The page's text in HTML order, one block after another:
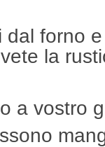
forno
la
a vostro